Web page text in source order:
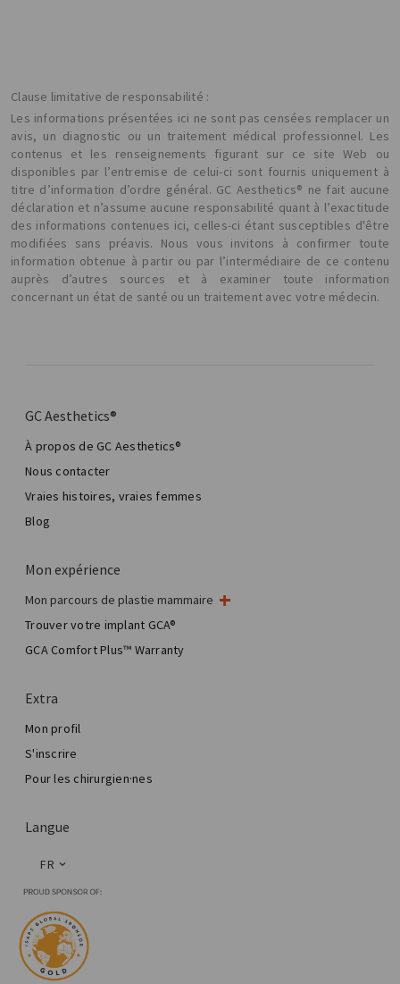
Clause limitative de responsabilité :
Les informations présentées ici ne sont pas censées remplacer un
avis, un diagnostic ou un traitement médical professionnel. Les
contenus et les renseignements figurant sur ce site Web ou
disponibles par l’entremise de celui-ci sont fournis uniquement à
titre d’information d’ordre général. GC Aesthetics® ne fait aucune
déclaration et n’assume aucune responsabilité quant à l’exactitude
des informations contenues ici, celles-ci étant susceptibles d'être
modifiées sans préavis. Nous vous invitons à confirmer toute
information obtenue à partir ou par l’intermédiaire de ce contenu
auprès d’autres sources et à examiner toute information
concernant un état de santé ou un traitement avec votre médecin.
GC Aesthetics®
À propos de GC Aesthetics®
Nous contacter
Vraies histoires, vraies femmes
Blog
Mon expérience
Mon parcours de plastie mammaire
Ma chirurgie mammaire
Chirurgie esthétique mammaire
Total Breast Reconstruction™
Trouver votre implant GCA®
GCA Comfort Plus™ Warranty
Extra
Mon profil
S'inscrire
Pour les chirurgien·nes
Langue
FR